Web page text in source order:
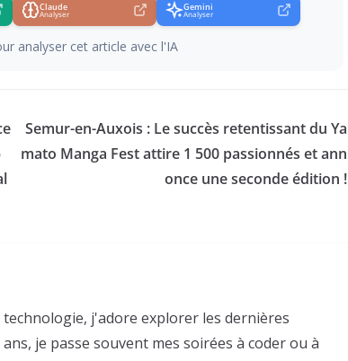
Claude
Analyser
Gemini
Analyser
analyser cet article avec l'IA
Semur-en-Auxois : Le succès retentissant du Ya
mato Manga Fest attire 1 500 passionnés et ann
once une seconde édition !
j'adore explorer les dernières
je passe souvent mes soirées à coder ou à